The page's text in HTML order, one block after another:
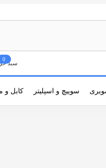
0
سبد
سوییچ و اسپلیتر کابل و